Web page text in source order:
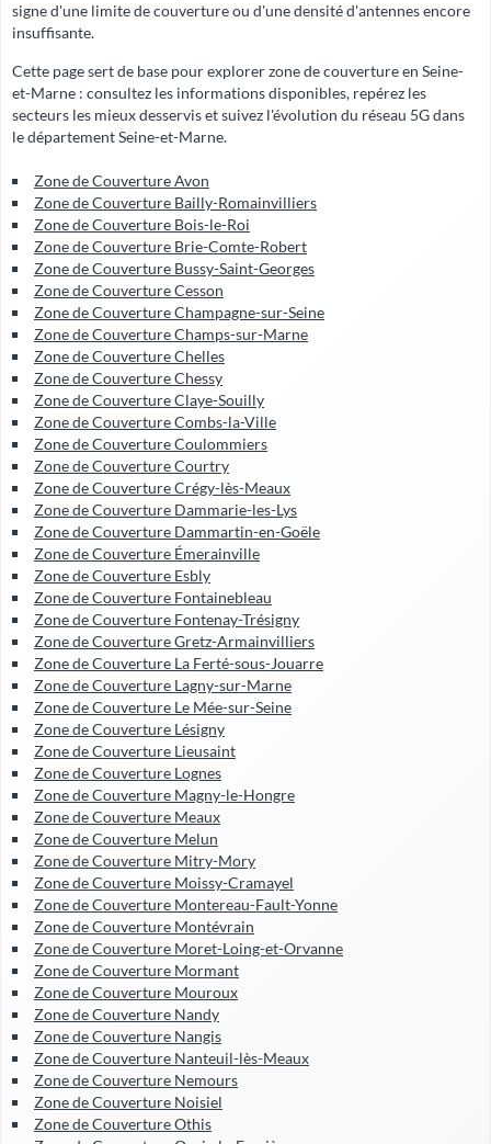
signe d'une limite de couverture ou d'une densité d'antennes encore
insuffisante.
Cette page sert de base pour explorer zone de couverture en Seine-
et-Marne : consultez les informations disponibles, repérez les
secteurs les mieux desservis et suivez l'évolution du réseau 5G dans
le département Seine-et-Marne.
Zone de Couverture Avon
Zone de Couverture Bailly-Romainvilliers
Zone de Couverture Bois-le-Roi
Zone de Couverture Brie-Comte-Robert
Zone de Couverture Bussy-Saint-Georges
Zone de Couverture Cesson
Zone de Couverture Champagne-sur-Seine
Zone de Couverture Champs-sur-Marne
Zone de Couverture Chelles
Zone de Couverture Chessy
Zone de Couverture Claye-Souilly
Zone de Couverture Combs-la-Ville
Zone de Couverture Coulommiers
Zone de Couverture Courtry
Zone de Couverture Crégy-lès-Meaux
Zone de Couverture Dammarie-les-Lys
Zone de Couverture Dammartin-en-Goële
Zone de Couverture Émerainville
Zone de Couverture Esbly
Zone de Couverture Fontainebleau
Zone de Couverture Fontenay-Trésigny
Zone de Couverture Gretz-Armainvilliers
Zone de Couverture La Ferté-sous-Jouarre
Zone de Couverture Lagny-sur-Marne
Zone de Couverture Le Mée-sur-Seine
Zone de Couverture Lésigny
Zone de Couverture Lieusaint
Zone de Couverture Lognes
Zone de Couverture Magny-le-Hongre
Zone de Couverture Meaux
Zone de Couverture Melun
Zone de Couverture Mitry-Mory
Zone de Couverture Moissy-Cramayel
Zone de Couverture Montereau-Fault-Yonne
Zone de Couverture Montévrain
Zone de Couverture Moret-Loing-et-Orvanne
Zone de Couverture Mormant
Zone de Couverture Mouroux
Zone de Couverture Nandy
Zone de Couverture Nangis
Zone de Couverture Nanteuil-lès-Meaux
Zone de Couverture Nemours
Zone de Couverture Noisiel
Zone de Couverture Othis